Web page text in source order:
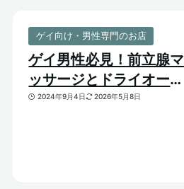
ゲイ向け・男性専門のお店
ゲイ男性必見！前立腺マ
ッサージとドライオーガ
ズム【はじめての前立腺
2024年9月4日 2026年5月8日